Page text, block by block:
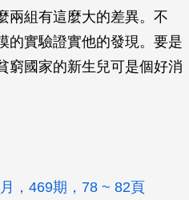
兩組有這麼大的差異。不
的實驗證實他的發現。要是
窮國家的新生兒可是個好消
，469期，78 ~ 82頁